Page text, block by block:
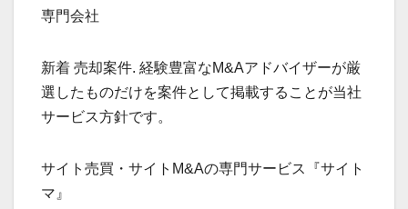
専門会社
新着 売却案件. 経験豊富なM&Aアドバイザーが厳
選したものだけを案件として掲載することが当社
サービス方針です。
サイト売買・サイトM&Aの専門サービス『サイト
マ』